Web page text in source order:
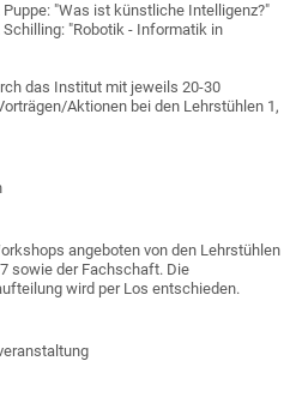
Puppe: "Was ist künstliche Intelligenz?"
Schilling: "Robotik - Informatik in
das Institut mit jeweils 20-30
Aktionen bei den Lehrstühlen 1,
angeboten von den Lehrstühlen
sowie der Fachschaft. Die
wird per Los entschieden.